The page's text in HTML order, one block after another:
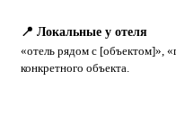
📍 Локальные у отеля
«отель рядом с [объектом]»,
конкретного объекта.